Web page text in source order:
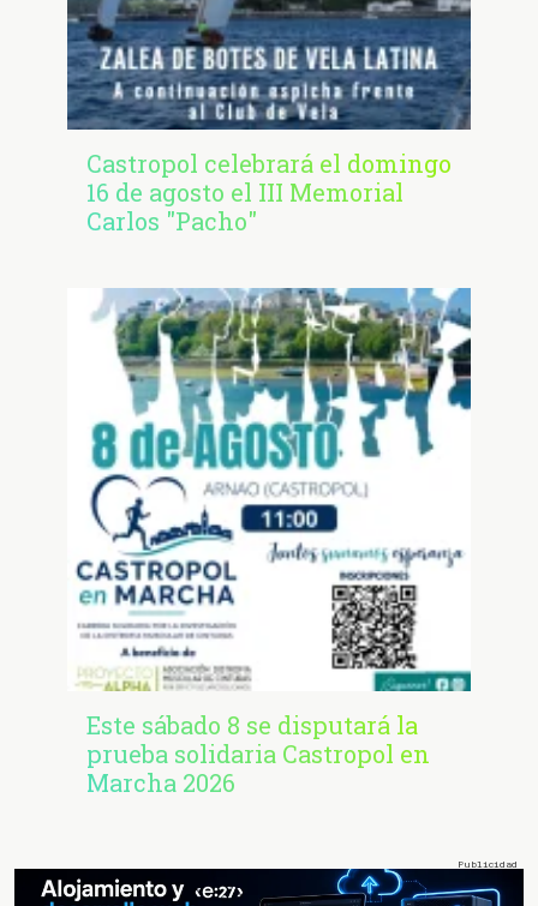
Castropol celebrará el domingo
16 de agosto el III Memorial
Carlos "Pacho"
Este sábado 8 se disputará la
prueba solidaria Castropol en
Marcha 2026